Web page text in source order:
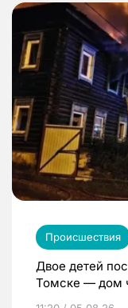
Происшествия
Двое детей
Томске — дом